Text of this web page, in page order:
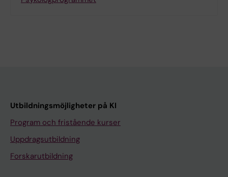
Utbildningsmöjligheter på KI
Program och fristående kurser
Uppdragsutbildning
Forskarutbildning